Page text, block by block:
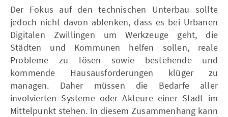
Der Fokus auf den technischen Unterbau sollte
jedoch nicht davon ablenken, dass es bei Urbanen
Digitalen Zwillingen um Werkzeuge geht, die
Städten und Kommunen helfen sollen, reale
Probleme zu lösen sowie bestehende und
kommende Hausausforderungen klüger zu
managen. Daher müssen die Bedarfe aller
involvierten Systeme oder Akteure einer Stadt im
Mittelpunkt stehen. In diesem Zusammenhang kann